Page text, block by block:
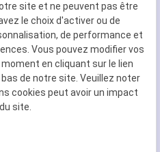
Europe
paramédical àPARIS
32 16 93
site et ne peuvent pas être
le choix d'activer ou de
de performance et
Vous pouvez modifier vos
en cliquant sur le lien
de notre site. Veuillez noter
cookies peut avoir un impact
site.